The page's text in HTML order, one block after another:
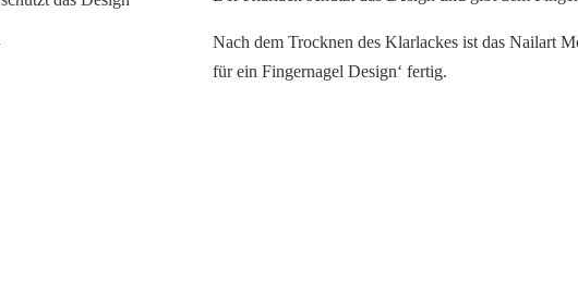
Nach dem Trocknen des Klarlackes ist das Nailart
für ein Fingernagel Design‘ fertig.